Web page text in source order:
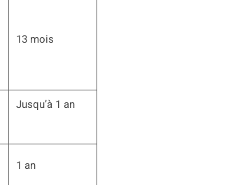
13 mois
Jusqu’à 1 an
1 an